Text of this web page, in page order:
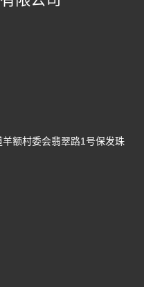
额村委会翡翠路1号保发珠